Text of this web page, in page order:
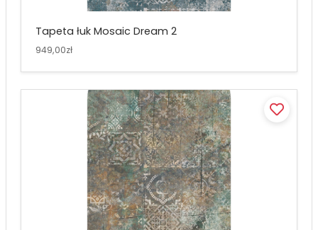
Tapeta łuk Mosaic Dream 2
949,00zł